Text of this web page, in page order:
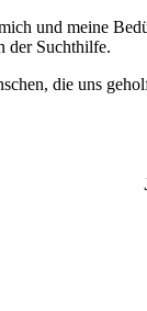
und meine
der Suchthilfe.
die uns